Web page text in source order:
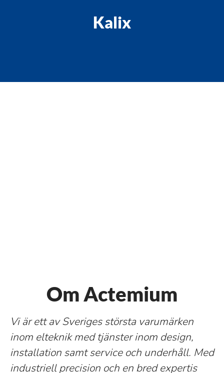
Kalix
Om Actemium
Vi är ett av Sveriges största varumärken
inom elteknik med tjänster inom design,
installation samt service och underhåll. Med
industriell precision och en bred expertis